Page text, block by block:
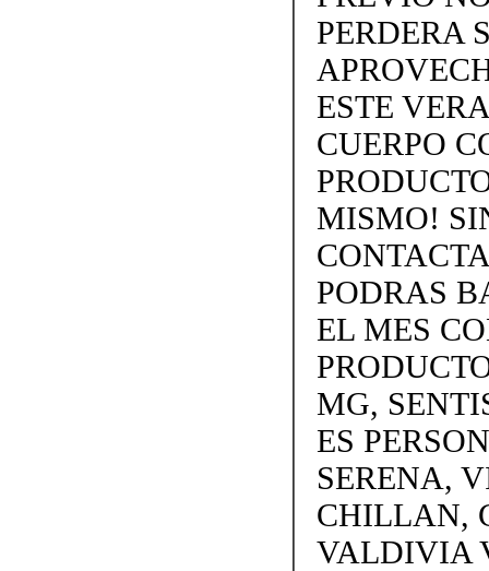
PERDERA
ESTE
CUERPO
MISMO!
PODRAS
EL MES
MG,
ES
SERENA,
CHILLAN,
VALDIVIA